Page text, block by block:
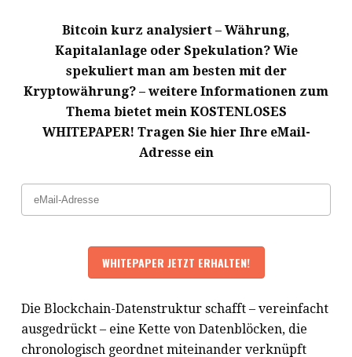
Bitcoin kurz analysiert – Währung,
Kapitalanlage oder Spekulation? Wie
spekuliert man am besten mit der
Kryptowährung? – weitere Informationen zum
Thema bietet mein KOSTENLOSES
WHITEPAPER! Tragen Sie hier Ihre eMail-
Adresse ein
Die Blockchain-Datenstruktur schafft – vereinfacht
ausgedrückt – eine Kette von Datenblöcken, die
chronologisch geordnet miteinander verknüpft